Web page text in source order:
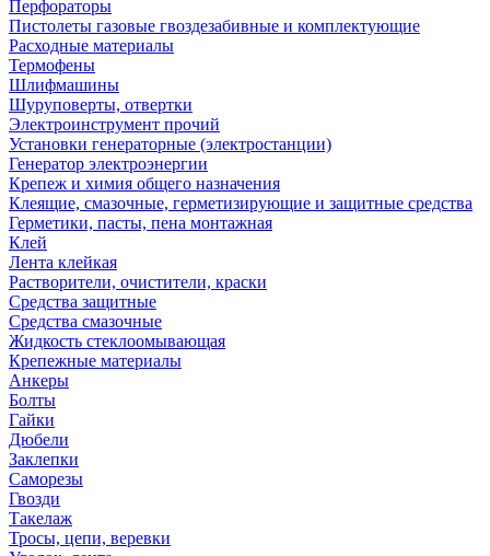
Перфораторы
Пистолеты газовые гвоздезабивные и комплектующие
Расходные материалы
Термофены
Шлифмашины
Шуруповерты, отвертки
Электроинструмент прочий
Установки генераторные (электростанции)
Генератор электроэнергии
Крепеж и химия общего назначения
Клеящие, смазочные, герметизирующие и защитные средства
Герметики, пасты, пена монтажная
Клей
Лента клейкая
Растворители, очистители, краски
Средства защитные
Средства смазочные
Жидкость стеклоомывающая
Крепежные материалы
Анкеры
Болты
Гайки
Дюбели
Заклепки
Саморезы
Гвозди
Такелаж
Тросы, цепи, веревки